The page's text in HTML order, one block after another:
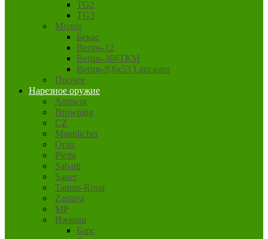
TG2
TG3
Молот
Бекас
Вепрь-12
Вепрь-366ТКМ
Вепрь-9,6х53 Lancaster
Прочее
Нарезное оружие
Armscor
Browning
CZ
Mannlicher
Orsis
Pietta
Sabatti
Sauer
Taurus-Rossi
Zastava
MP
Ижмаш
Барс